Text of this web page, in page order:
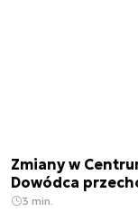
Zmiany w
Dowódca
3 min.